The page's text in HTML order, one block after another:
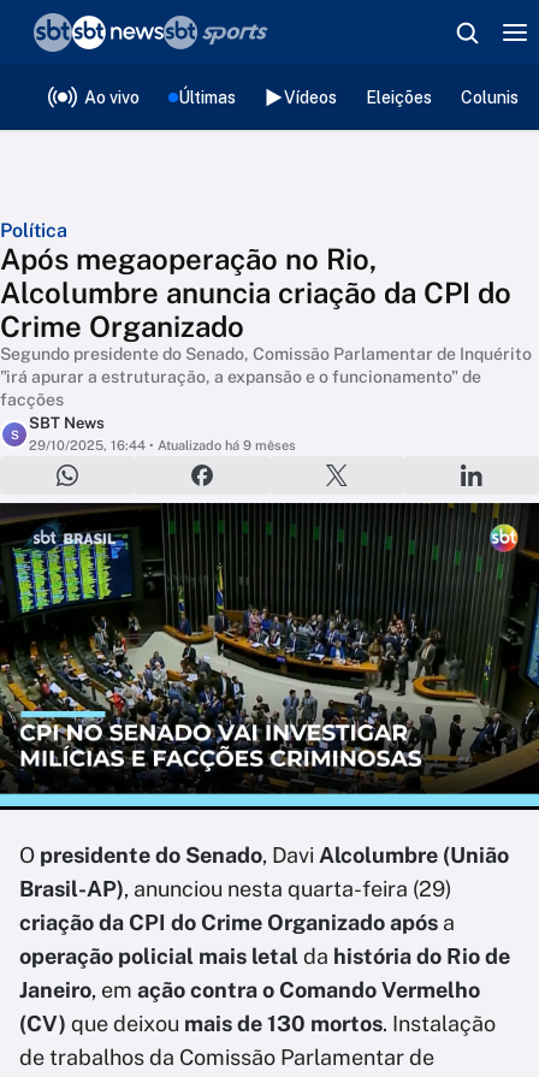
Ao vivo Últimas Vídeos Eleições
Política
Após megaoperação no Rio,
Alcolumbre anuncia criação da CPI do
Crime Organizado
Segundo presidente do Senado, Comissão Parlamentar de Inquérito
"irá apurar a estruturação, a expansão e o funcionamento" de
facções
S
SBT News
29/10/2025, 16:44 • Atualizado há 9 mêses
O presidente do Senado, Davi Alcolumbre (União
Brasil-AP), anunciou nesta quarta-feira (29)
criação da CPI do Crime Organizado após a
operação policial mais letalda história do Rio de
Janeiro, em ação contra o Comando Vermelho
(CV) que deixou mais de 130 mortos. Instalação
de trabalhos da Comissão Parlamentar de
❮voltar
Editorias